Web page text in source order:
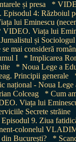
și presa
*
Episodul 4: Războiul
lui Eminescu
VIDEO. Viața lui
și Sociologul
se mai consideră
I
* Implicarea
* Noua Lege a
Principii generale
național - Noua
Colceag
* Cum
Viața lui
Secrete străine
9. Ziua
colonelul
București?
*